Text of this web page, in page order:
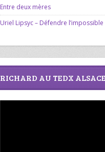
Entre deux mères
Uriel Lipsyc – Défendre
RICHARD AU TEDX ALSACE